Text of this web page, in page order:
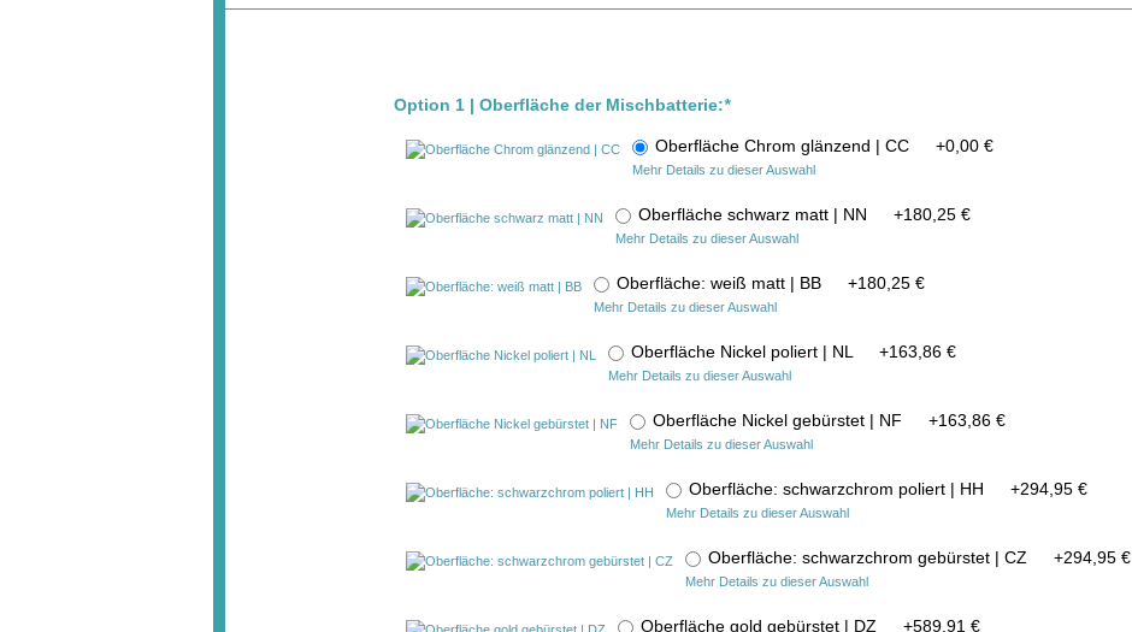
Option 1 | Oberfläche der Mischbatterie:*
Oberfläche Chrom glänzend | CC +0,00 €
Mehr Details zu dieser Auswahl
Oberfläche schwarz matt | NN +180,25 €
Mehr Details zu dieser Auswahl
Oberfläche: weiß matt | BB +180,25 €
Mehr Details zu dieser Auswahl
Oberfläche Nickel poliert | NL +163,86 €
Mehr Details zu dieser Auswahl
Oberfläche Nickel gebürstet | NF +163,86 €
Mehr Details zu dieser Auswahl
Oberfläche: schwarzchrom poliert | HH +294,95 €
Mehr Details zu dieser Auswahl
Oberfläche: schwarzchrom gebürstet | CZ +294,95 €
Mehr Details zu dieser Auswahl
Oberfläche gold gebürstet | DZ +589,91 €